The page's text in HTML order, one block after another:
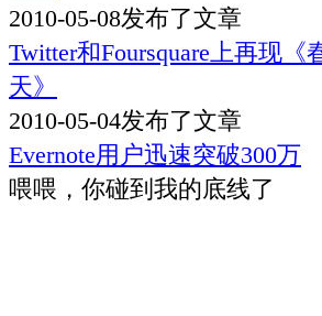
2010-05-08发布了文章
Twitter和Foursquare上再现《
天》
2010-05-04发布了文章
Evernote用户迅速突破300万
喂喂，你碰到我的底线了